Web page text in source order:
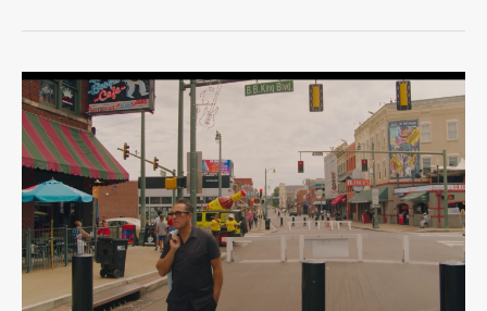
Mamma,
that’s
all
right
Valentina